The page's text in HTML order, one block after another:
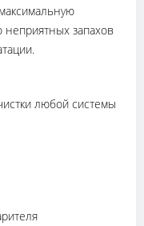
неприятных запахов
любой системы